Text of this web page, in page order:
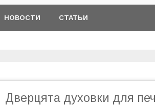
НОВОСТИ СТАТЬИ
Дверцята духовки для